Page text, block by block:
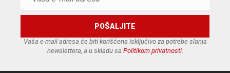
Vaša e-mail adresa će biti korišćena isključivo za potrebe slanja
newslettera, a u skladu sa Politikom privatnosti.